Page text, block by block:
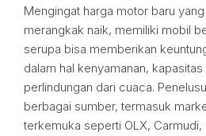
Mengingat harga motor baru
merangkak naik, memiliki mobil
serupa bisa memberikan
dalam hal kenyamanan,
perlindungan dari cuaca.
berbagai sumber, termasuk
terkemuka seperti OLX,